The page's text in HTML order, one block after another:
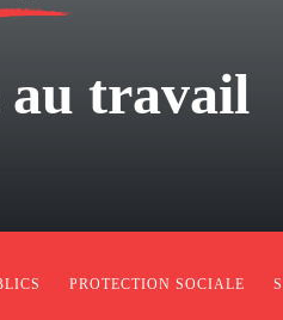
au travail
PROTECTION SOCIALE